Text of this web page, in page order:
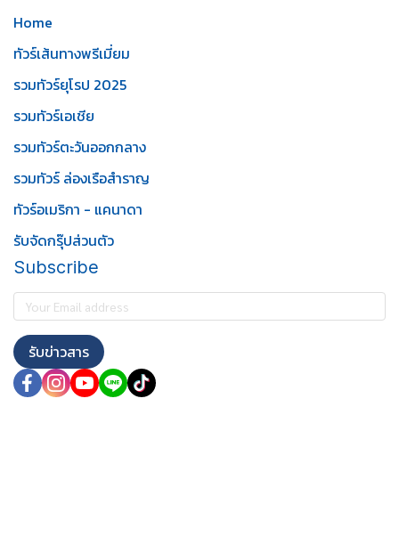
Home
ทัวร์เส้นทางพรีเมี่ยม
รวมทัวร์ยุโรป 2025
รวมทัวร์เอเชีย
รวมทัวร์ตะวันออกกลาง
รวมทัวร์ ล่องเรือสำราญ
ทัวร์อเมริกา - แคนาดา
รับจัดกรุ๊ปส่วนตัว
Subscribe
รับข่าวสาร